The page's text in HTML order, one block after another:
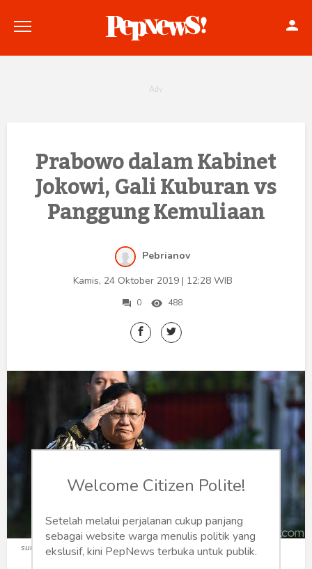
Politik
Konstitusi
Hankam
Wisata
Wanita
Prabowo dalam Kabinet
Jokowi, Gali Kuburan vs
Panggung Kemuliaan
Pebrianov
Kamis, 24 Oktober 2019 | 12:28 WIB
0 488
sumber gambar : detiknews.com
Welcome Citizen Polite!
Setelah melalui perjalanan cukup panjang
sebagai website warga menulis politik yang
ekslusif, kini PepNews terbuka untuk publik.